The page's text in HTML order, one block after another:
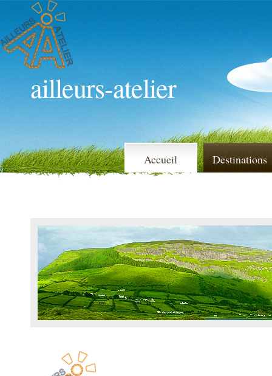
ailleurs-atelier
Accueil Destinations